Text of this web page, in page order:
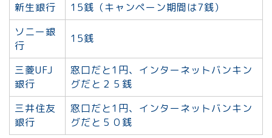
新生銀行
15銭（キャンペーン期間は7銭）
ソニー銀
行
15銭
三菱UFJ
銀行
窓口だと1円、インターネットバンキン
グだと２５銭
三井住友
銀行
窓口だと1円、インターネットバンキン
グだと５０銭